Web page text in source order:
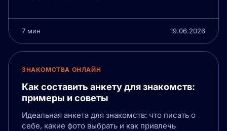
7 мин 19.06.2026
ЗНАКОМСТВА ОНЛАЙН
Как составить анкету для знакомств:
примеры и советы
Идеальная анкета для знакомств: что писать о
себе, какие фото выбрать и как привлечь